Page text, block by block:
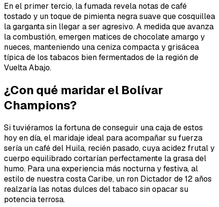
En el primer tercio, la fumada revela notas de café
tostado y un toque de pimienta negra suave que cosquillea
la garganta sin llegar a ser agresivo. A medida que avanza
la combustión, emergen matices de chocolate amargo y
nueces, manteniendo una ceniza compacta y grisácea
típica de los tabacos bien fermentados de la región de
Vuelta Abajo.
¿Con qué maridar el Bolívar
Champions?
Si tuviéramos la fortuna de conseguir una caja de estos
hoy en día, el maridaje ideal para acompañar su fuerza
sería un café del Huila, recién pasado, cuya acidez frutal y
cuerpo equilibrado cortarían perfectamente la grasa del
humo. Para una experiencia más nocturna y festiva, al
estilo de nuestra costa Caribe, un ron Dictador de 12 años
realzaría las notas dulces del tabaco sin opacar su
potencia terrosa.